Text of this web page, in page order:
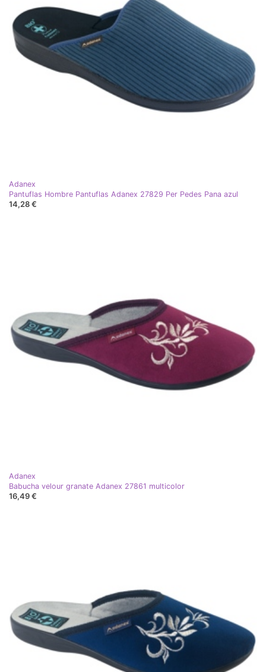
Adanex
Pantuflas Hombre Pantuflas Adanex 27829 Per Pedes Pana azul
14,28 €
Adanex
Babucha velour granate Adanex 27861 multicolor
16,49 €